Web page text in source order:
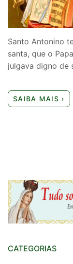
Santo Antonino
santa, que o
julgava digno de
SAIBA MAIS ›
CATEGORIAS